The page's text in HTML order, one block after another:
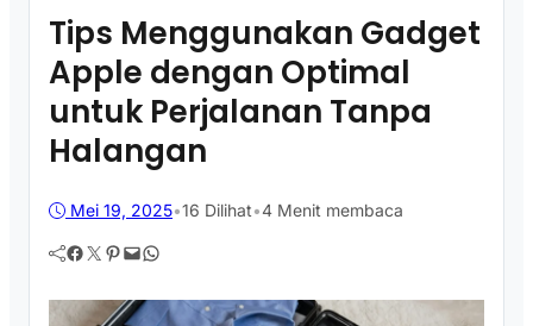
Tips Menggunakan Gadget
Apple dengan Optimal
untuk Perjalanan Tanpa
Halangan
Mei 19, 2025•16 Dilihat•4 Menit membaca
Facebook Twitter Pinterest Mail WhatsApp